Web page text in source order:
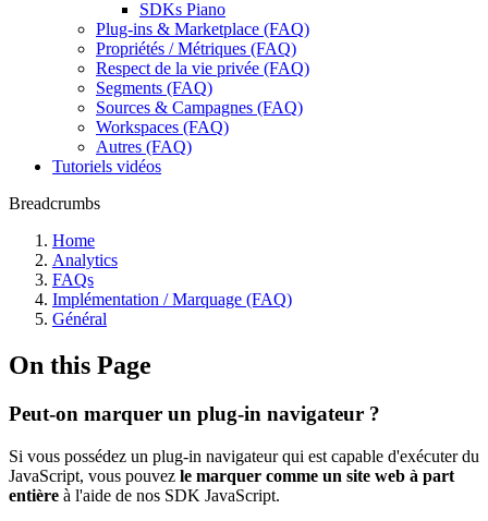
SDKs Piano
Plug-ins & Marketplace (FAQ)
Propriétés / Métriques (FAQ)
Respect de la vie privée (FAQ)
Segments (FAQ)
Sources & Campagnes (FAQ)
Workspaces (FAQ)
Autres (FAQ)
Tutoriels vidéos
Breadcrumbs
Home
Analytics
FAQs
Implémentation / Marquage (FAQ)
Général
On this Page
Peut-on marquer un plug-in navigateur ?
Si vous possédez un plug-in navigateur qui est capable d'exécuter du
JavaScript, vous pouvez le marquer comme un site web à part
entière à l'aide de nos SDK JavaScript.